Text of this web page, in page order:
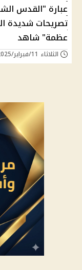
عبارة "القدس
تصريحات شديدة
عظمة" شاهد
الثلاثاء 11/فبراير/2025 - 11:30 ص